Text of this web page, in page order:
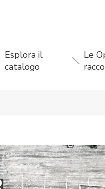
Esplora il
catalogo
Le